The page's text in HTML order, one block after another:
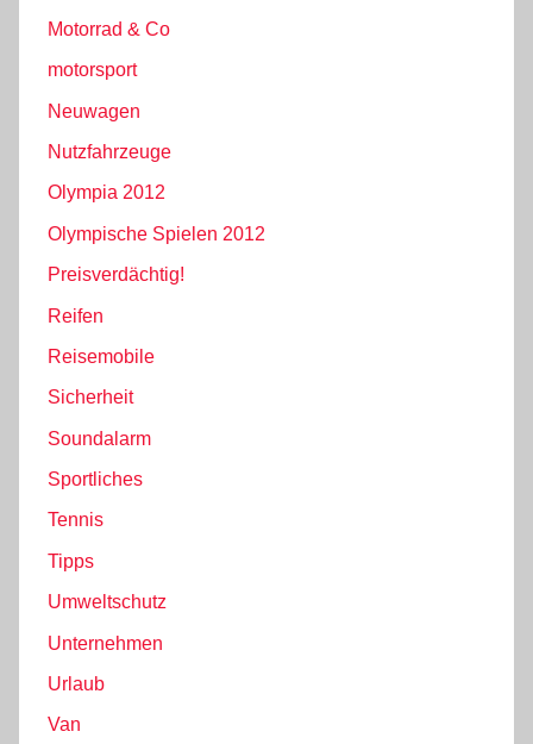
Motorrad & Co
motorsport
Neuwagen
Nutzfahrzeuge
Olympia 2012
Olympische Spielen 2012
Preisverdächtig!
Reifen
Reisemobile
Sicherheit
Soundalarm
Sportliches
Tennis
Tipps
Umweltschutz
Unternehmen
Urlaub
Van